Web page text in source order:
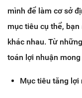
mình để làm cơ sở
mục tiêu cụ thể,
khác nhau. Từ
toán lợi nhuận
Mục tiêu tăng lợi